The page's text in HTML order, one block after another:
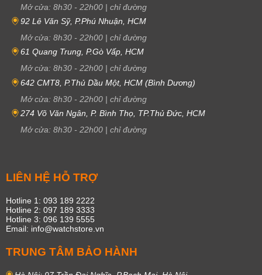
Mở cửa: 8h30 - 22h00 | chỉ đường
92 Lê Văn Sỹ, P.Phú Nhuận, HCM
Mở cửa: 8h30 - 22h00 | chỉ đường
61 Quang Trung, P.Gò Vấp, HCM
Mở cửa: 8h30 - 22h00 | chỉ đường
642 CMT8, P.Thủ Dầu Một, HCM (Bình Dương)
Mở cửa: 8h30 - 22h00 | chỉ đường
274 Võ Văn Ngân, P. Bình Thọ, TP.Thủ Đức, HCM
Mở cửa: 8h30 - 22h00 | chỉ đường
LIÊN HỆ HỖ TRỢ
Hotline 1: 093 189 2222
Hotline 2: 097 189 3333
Hotline 3: 096 139 5555
Email: info@watchstore.vn
TRUNG TÂM BẢO HÀNH